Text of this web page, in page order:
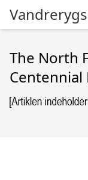
The North
Centennial